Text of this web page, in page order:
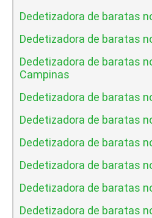
Dedetizadora de baratas
Dedetizadora de baratas
Dedetizadora de baratas
Campinas
Dedetizadora de baratas
Dedetizadora de baratas
Dedetizadora de baratas
Dedetizadora de baratas
Dedetizadora de baratas
Dedetizadora de baratas